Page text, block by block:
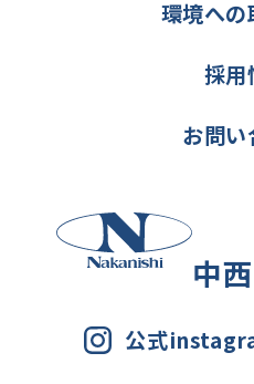
中
公式
環境へ
採用
お問い